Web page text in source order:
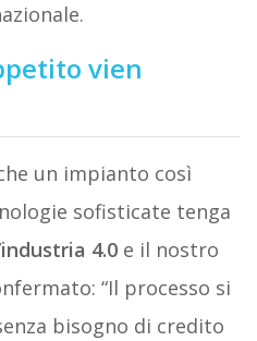
vien
un impianto così
sofisticate tenga
4.0e il nostro
“Il processo si
bisogno di credito